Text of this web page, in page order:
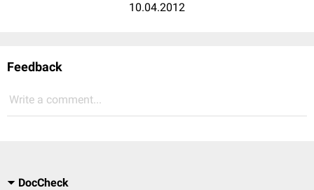
10.04.2012
Feedback
Write a comment...
DocCheck